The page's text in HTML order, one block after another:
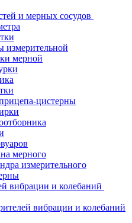
и мерных сосудов
измерительной
мерной
цистерны
мерного
измерительного
вибрации и колебаний
вибрации и колебаний